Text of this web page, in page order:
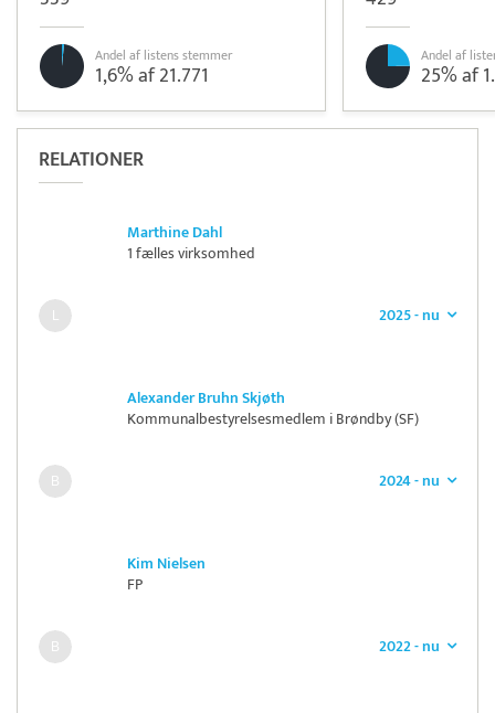
Andel af listens stemmer
1,6% af 21.771
Andel af
25% af
RELATIONER
Marthine Dahl
1 fælles virksomhed
2025 - nu
Alexander Bruhn Skjøth
Kommunalbestyrelsesmedlem i Brøndby (SF)
2024 - nu
Kim Nielsen
FP
2022 - nu